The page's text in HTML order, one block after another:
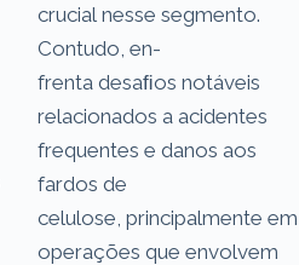
crucial nesse segmento.
Contudo, en-
frenta desaﬁos notáveis
relacionados a acidentes
frequentes e danos aos
fardos de
celulose, principalmente em
operações que envolvem